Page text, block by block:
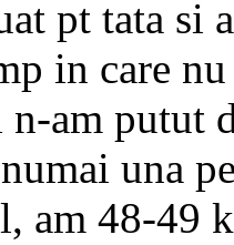
pt tata si
in care
am putut
una
am 48-49